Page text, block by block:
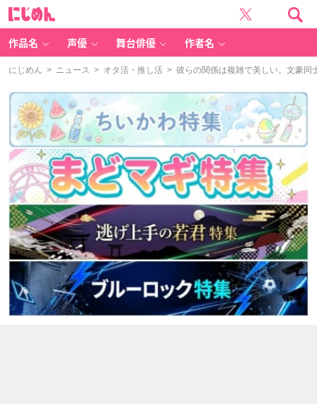
作品名 声優 舞台俳優 作者名
にじめん > ニュース > オタ活・推し活 > 彼らの関係は複雑で美しい。文豪同